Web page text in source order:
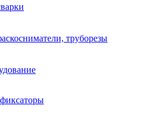
труборезы